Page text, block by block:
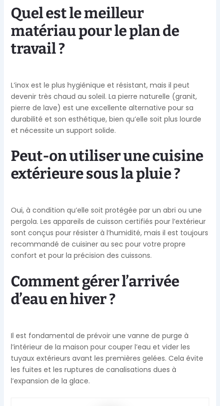
Quel est le meilleur
matériau pour le plan de
travail ?
L’inox est le plus hygiénique et résistant, mais il peut
devenir très chaud au soleil. La pierre naturelle (granit,
pierre de lave) est une excellente alternative pour sa
durabilité et son esthétique, bien qu’elle soit plus lourde
et nécessite un support solide.
Peut-on utiliser une cuisine
extérieure sous la pluie ?
Oui, à condition qu’elle soit protégée par un abri ou une
pergola. Les appareils de cuisson certifiés pour l’extérieur
sont conçus pour résister à l’humidité, mais il est toujours
recommandé de cuisiner au sec pour votre propre
confort et pour la précision des cuissons.
Comment gérer l’arrivée
d’eau en hiver ?
Il est fondamental de prévoir une vanne de purge à
l’intérieur de la maison pour couper l’eau et vider les
tuyaux extérieurs avant les premières gelées. Cela évite
les fuites et les ruptures de canalisations dues à
l’expansion de la glace.